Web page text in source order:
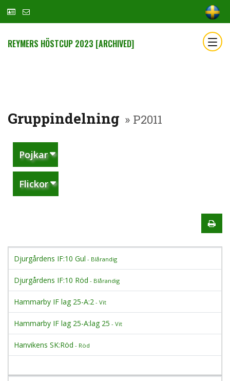
REYMERS HÖSTCUP 2023 [ARCHIVED]
Gruppindelning » P2011
Pojkar
Flickor
Djurgårdens IF:10 Gul - Blårandig
Djurgårdens IF:10 Röd - Blårandig
Hammarby IF lag 25-A:2 - Vit
Hammarby IF lag 25-A:lag 25 - Vit
Hanvikens SK:Röd - Röd